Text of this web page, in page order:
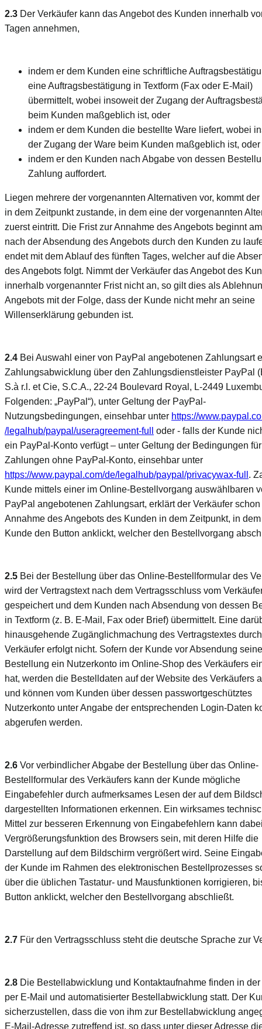
2.3 Der Verkäufer kann das Angebot des Kunden innerhalb
Tagen annehmen,
indem er dem Kunden eine schriftliche
eine Auftragsbestätigung in Textform (Fax oder E-Mail)
übermittelt, wobei insoweit der Zugang der
beim Kunden maßgeblich ist, oder
indem er dem Kunden die bestellte Ware liefert, wobei
der Zugang der Ware beim Kunden maßgeblich ist, oder
indem er den Kunden nach Abgabe von dessen
Zahlung auffordert.
Liegen mehrere der vorgenannten Alternativen vor, kommt der
in dem Zeitpunkt zustande, in dem eine der vorgenannten
zuerst eintritt. Die Frist zur Annahme des Angebots beginnt
nach der Absendung des Angebots durch den Kunden zu
endet mit dem Ablauf des fünften Tages, welcher auf die
des Angebots folgt. Nimmt der Verkäufer das Angebot des
innerhalb vorgenannter Frist nicht an, so gilt dies als
Angebots mit der Folge, dass der Kunde nicht mehr an seine
Willenserklärung gebunden ist.
2.4 Bei Auswahl einer von PayPal angebotenen Zahlungsart
Zahlungsabwicklung über den Zahlungsdienstleister PayPal
S.à r.l. et Cie, S.C.A., 22-24 Boulevard Royal, L-2449
Folgenden: „PayPal“), unter Geltung der PayPal-
Nutzungsbedingungen, einsehbar unter https://
/legalhub/paypal /useragreement-full
oder - falls der Kunde
ein PayPal-Konto verfügt – unter Geltung der Bedingungen für
Zahlungen ohne PayPal-Konto, einsehbar unter
https://www.paypal.com/de/legalhub/paypal /privacywax-full .
Kunde mittels einer im Online-Bestellvorgang auswählbaren
PayPal angebotenen Zahlungsart, erklärt der Verkäufer
Annahme des Angebots des Kunden in dem Zeitpunkt, in
Kunde den Button anklickt, welcher den Bestellvorgang
2.5 Bei der Bestellung über das Online-Bestellformular des
wird der Vertragstext nach dem Vertragsschluss vom
gespeichert und dem Kunden nach Absendung von dessen
in Textform (z. B. E-Mail, Fax oder Brief) übermittelt. Eine
hinausgehende Zugänglichmachung des Vertragstextes
Verkäufer erfolgt nicht. Sofern der Kunde vor Absendung
Bestellung ein Nutzerkonto im Online-Shop des Verkäufers
hat, werden die Bestelldaten auf der Website des Verkäufers
und können vom Kunden über dessen passwortgeschütztes
Nutzerkonto unter Angabe der entsprechenden Login-Daten
abgerufen werden.
2.6 Vor verbindlicher Abgabe der Bestellung über das Online-
Bestellformular des Verkäufers kann der Kunde mögliche
Eingabefehler durch aufmerksames Lesen der auf dem
dargestellten Informationen erkennen. Ein wirksames
Mittel zur besseren Erkennung von Eingabefehlern kann
Vergrößerungsfunktion des Browsers sein, mit deren Hilfe die
Darstellung auf dem Bildschirm vergrößert wird. Seine
der Kunde im Rahmen des elektronischen Bestellprozesses
über die üblichen Tastatur- und Mausfunktionen korrigieren,
Button anklickt, welcher den Bestellvorgang abschließt.
2.7 Für den Vertragsschluss steht die deutsche Sprache zur
2.8 Die Bestellabwicklung und Kontaktaufnahme finden in
per E-Mail und automatisierter Bestellabwicklung statt. Der
sicherzustellen, dass die von ihm zur Bestellabwicklung
E-Mail-Adresse zutreffend ist, so dass unter dieser Adresse